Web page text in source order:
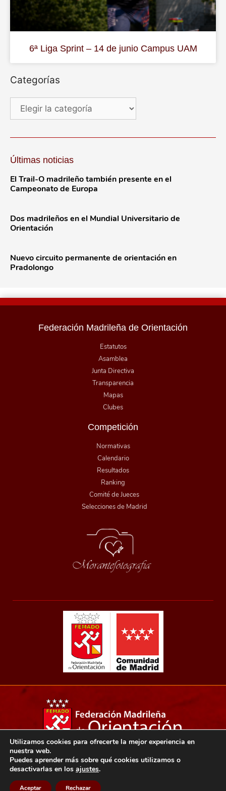
6ª Liga Sprint – 14 de junio Campus UAM
Categorías
Últimas noticias
El Trail-O madrileño también presente en el
Campeonato de Europa
Dos madrileños en el Mundial Universitario de
Orientación
Nuevo circuito permanente de orientación en
Pradolongo
Federación Madrileña de Orientación
Estatutos
Asamblea
Junta Directiva
Transparencia
Mapas
Clubes
Competición
Normativas
Calendario
Resultados
Ranking
Comité de Jueces
Selecciones de Madrid
Copyright 2021© Federación madrileña de orientación.
Aviso legalPolítica de privacidad
Utilizamos cookies para ofrecerte la mejor experiencia en
nuestra web.
Puedes aprender más sobre qué cookies utilizamos o
desactivarlas en los ajustes.
Aceptar Rechazar